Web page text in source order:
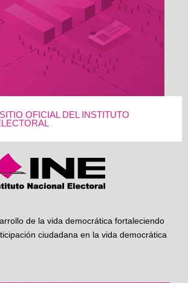
OFICIAL DEL INSTITUTO
de la vida democrática fortaleciendo
ciudadana en la vida democrática